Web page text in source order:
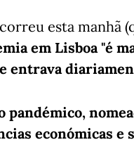
esta manhã
em Lisboa "é
entrava
pandémico,
económicas e